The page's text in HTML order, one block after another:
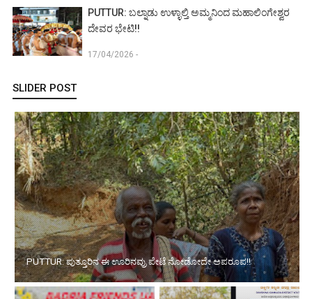
PUTTUR: ಬಲ್ನಾಡು ಉಳ್ಳಾಲ್ತಿ ಅಮ್ಮನಿಂದ ಮಹಾಲಿಂಗೇಶ್ವರ
ದೇವರ ಭೇಟಿ!!
17/04/2026 -
SLIDER POST
PUTTUR: ಪುತ್ತೂರಿನ ಈ ಊರಿನವ್ರು ಪೇಟೆ ನೋಡೋದೇ ಅಪರೂಪ!!